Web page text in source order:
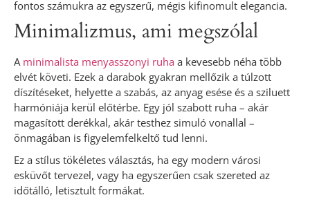
fontos számukra az egyszerű, mégis kifinomult elegancia.
Minimalizmus, ami megszólal
A minimalista menyasszonyi ruha a kevesebb néha több
elvét követi. Ezek a darabok gyakran mellőzik a túlzott
díszítéseket, helyette a szabás, az anyag esése és a sziluett
harmóniája kerül előtérbe. Egy jól szabott ruha – akár
magasított derékkal, akár testhez simuló vonallal –
önmagában is figyelemfelkeltő tud lenni.
Ez a stílus tökéletes választás, ha egy modern városi
esküvőt tervezel, vagy ha egyszerűen csak szereted az
időtálló, letisztult formákat.